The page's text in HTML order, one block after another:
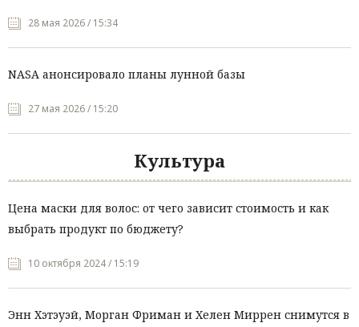
28 мая 2026 / 15:34
NASA анонсировало планы лунной базы
27 мая 2026 / 15:20
Культура
Цена маски для волос: от чего зависит стоимость и как
выбрать продукт по бюджету?
10 октября 2024 / 15:19
Энн Хэтэуэй, Морган Фриман и Хелен Миррен снимутся в